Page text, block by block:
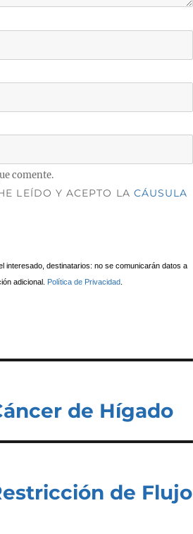
comente.
LEÍDO Y ACEPTO LA CÁUSULA
interesado, destinatarios: no se comunicarán datos a
adicional.
Política de Privacidad
de Hígado
de Flujo